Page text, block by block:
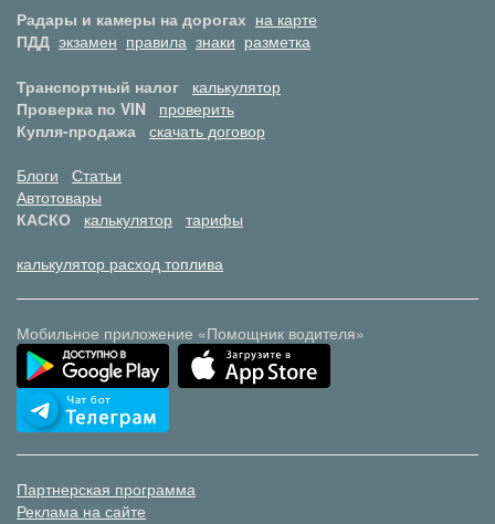
Радары и камеры на дорогах на карте
ПДД экзамен правила знаки разметка
Транспортный налог
калькулятор
Проверка по VIN
проверить
Купля-продажа скачать договор
Блоги
Статьи
Автотовары
КАСКО
калькулятор тарифы
калькулятор расход топлива
Мобильное приложение «Помощник водителя»
Партнерская программа
Реклама на сайте